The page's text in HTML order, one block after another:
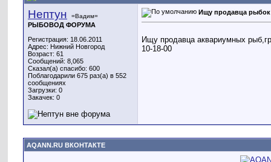
Нептун =Вадим=
РЫБОВОД ФОРУМА
Регистрация: 18.06.2011
Адрес: Нижний Новгород
Возраст: 61
Сообщений: 8,065
Сказал(а) спасибо: 600
Поблагодарили 675 раз(а) в 552
сообщениях
Загрузки: 0
Закачек: 0
Ищу продавца рыбок
Ищу продавца аквариумных
10-18-00
AQANN.RU ВКОНТАКТЕ